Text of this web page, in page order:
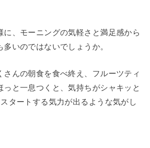
に、モーニングの気軽さと満足感から
多いのではないでしょうか。
さんの朝食を食べ終え、フルーツティ
っと一息つくと、気持ちがシャキッと
タートする気力が出るような気がし